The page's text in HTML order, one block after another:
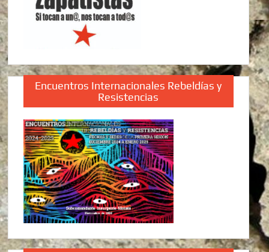
Encuentros Internacionales Rebeldías y
Resistencias